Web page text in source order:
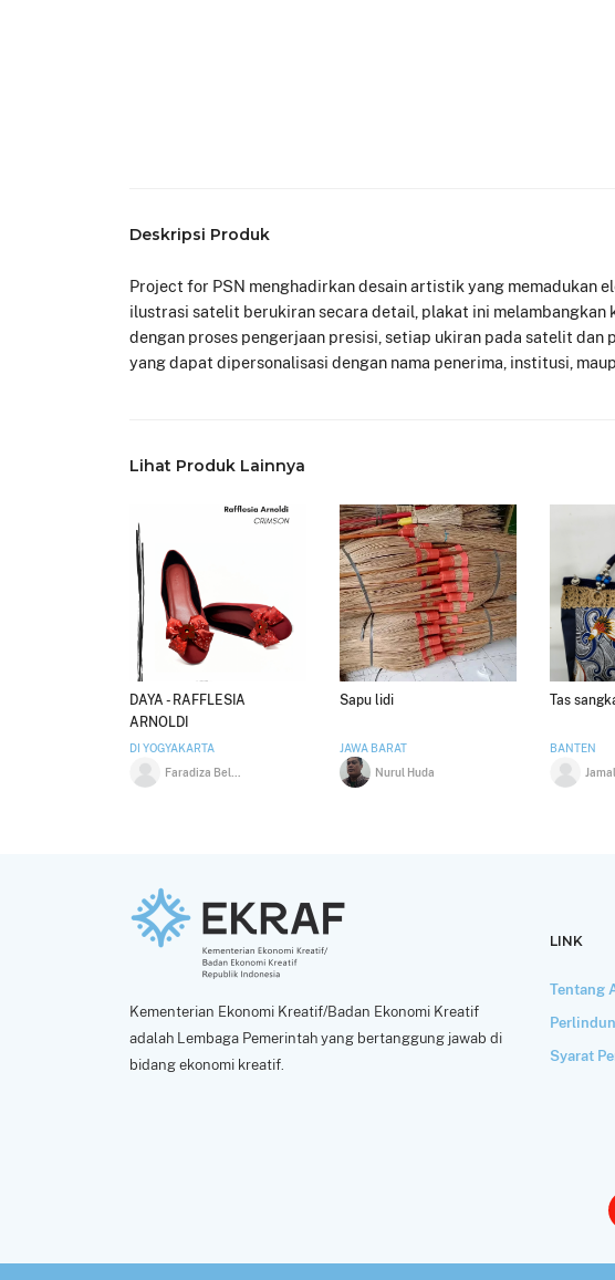
Deskripsi Produk
Project for PSN menghadirkan desain artistik yang memadukan
ilustrasi satelit berukiran secara detail, plakat ini
dengan proses pengerjaan presisi, setiap ukiran pada satelit
yang dapat dipersonalisasi dengan nama penerima, institusi,
Lihat Produk Lainnya
DAYA - RAFFLESIA
ARNOLDI
DI YOGYAKARTA
Sapu lidi
JAWA BARAT
Nurul Huda
Tas
BANTEN
Kementerian Ekonomi Kreatif/Badan Ekonomi Kreatif
adalah Lembaga Pemerintah yang bertanggung jawab di
bidang ekonomi kreatif.
LINK
Tentang
Syarat